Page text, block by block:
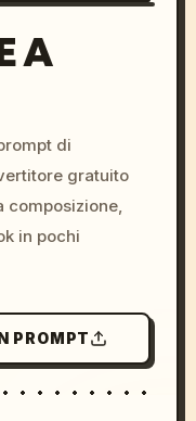
8k --v 6.0
A
di
gratuito
composizione,
in pochi
PROMPT